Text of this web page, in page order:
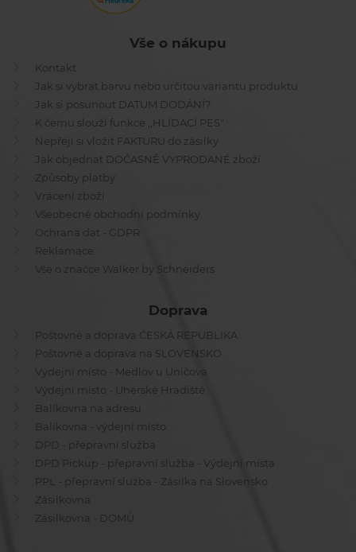
Vše o nákupu
Kontakt
Jak si vybrat barvu nebo určitou variantu produktu
Jak si posunout DATUM DODÁNÍ?
K čemu slouží funkce ,,HLÍDACÍ PES"
Nepřeji si vložit FAKTURU do zásilky
Jak objednat DOČASNĚ VYPRODANÉ zboží
Způsoby platby
Vrácení zboží
Všeobecné obchodní podmínky
Ochrana dat - GDPR
Reklamace
Vše o značce Walker by Schneiders
Doprava
Poštovné a doprava ČESKÁ REPUBLIKA
Poštovné a doprava na SLOVENSKO
Výdejní místo - Medlov u Uničova
Výdejní místo - Uherské Hradiště
Balíkovna na adresu
Balíkovna - výdejní místo
DPD - přepravní služba
DPD Pickup - přepravní služba - Výdejní místa
PPL - přepravní služba - Zásilka na Slovensko
Zásilkovna
Zásilkovna - DOMŮ